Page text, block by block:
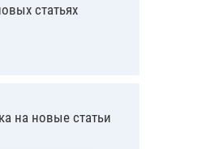
статьях
на новые статьи